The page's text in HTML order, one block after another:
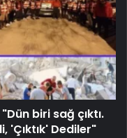
biri sağ çıktı.
'Çıktık' Dediler"